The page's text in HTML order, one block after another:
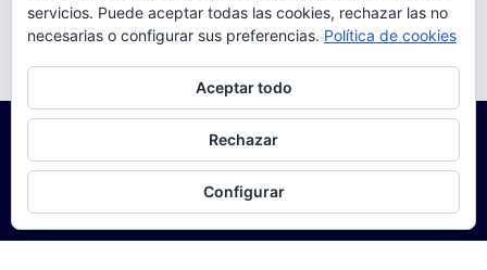
torrent al dia Ago 7, 2026
servicios. Puede aceptar todas las cookies, rechazar las no
necesarias o configurar sus preferencias. Política de cookies
Aceptar todo
Rechazar
Configurar
Para obtener más información, incluido cómo gestionar las cookies,